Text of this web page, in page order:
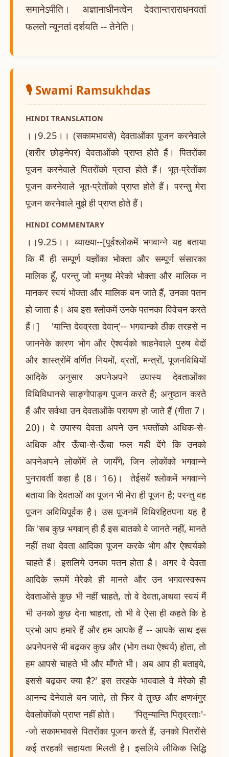
समानेऽपीति। अज्ञानाधीनत्वेन देवतान्तराराधनवतां
फलतो न्यूनतां दर्शयति -- तेनेति।
🎙️ Swami Ramsukhdas
HINDI TRANSLATION
।।9.25।। (सकामभावसे) देवताओंका पूजन करनेवाले
(शरीर छोड़नेपर) देवताओंको प्राप्त होते हैं। पितरोंका
पूजन करनेवाले पितरोंको प्राप्त होते हैं। भूत-प्रेतोंका
पूजन करनेवाले भूत-प्रेतोंको प्राप्त होते हैं। परन्तु मेरा
पूजन करनेवाले मुझे ही प्राप्त होते हैं।
HINDI COMMENTARY
।।9.25।। व्याख्या--[पूर्वश्लोकमें भगवान्ने यह बताया
कि मैं ही सम्पूर्ण यज्ञोंका भोक्ता और सम्पूर्ण संसारका
मालिक हूँ, परन्तु जो मनुष्य मेरेको भोक्ता और मालिक न
मानकर स्वयं भोक्ता और मालिक बन जाते हैं, उनका पतन
हो जाता है। अब इस श्लोकमें उनके पतनका विवेचन करते
हैं।] 'यान्ति देवव्रता देवान्'-- भगवान्को ठीक तरहसे न
जाननेके कारण भोग और ऐश्वर्यको चाहनेवाले पुरुष वेदों
और शास्त्रोंमें वर्णित नियमों, व्रतों, मन्त्रों, पूजनविधियों
आदिके अनुसार अपनेअपने उपास्य देवताओंका
विधिविधानसे साङ्गोपाङ्ग पूजन करते हैं; अनुष्ठान करते
हैं और सर्वथा उन देवताओंके परायण हो जाते हैं (गीता 7।
20)। वे उपास्य देवता अपने उन भक्तोंको अधिक-से-
अधिक और ऊँचा-से-ऊँचा फल यही देंगे कि उनको
अपनेअपने लोकोंमें ले जायँगे, जिन लोकोंको भगवान्ने
पुनरावर्ती कहा है (8। 16)। तेईसवें श्लोकमें भगवान्ने
बताया कि देवताओं का पूजन भी मेरा ही पूजन है; परन्तु वह
पूजन अविधिपूर्वक है। उस पूजनमें विधिरहितपना यह है
कि 'सब कुछ भगवान् ही हैं इस बातको वे जानते नहीं, मानते
नहीं तथा देवता आदिका पूजन करके भोग और ऐश्वर्यको
चाहते हैं। इसलिये उनका पतन होता है। अगर वे देवता
आदिके रूपमें मेरेको ही मानते और उन भगवत्स्वरूप
देवताओंसे कुछ भी नहीं चाहते, तो वे देवता,अथवा स्वयं मैं
भी उनको कुछ देना चाहता, तो भी वे ऐसा ही कहते कि हे
प्रभो आप हमारे हैं और हम आपके हैं -- आपके साथ इस
अपनेपनसे भी बढ़कर कुछ और (भोग तथा ऐश्वर्य) होता, तो
हम आपसे चाहते भी और माँगते भी। अब आप ही बताइये,
इससे बढ़कर क्या है?' इस तरहके भाववाले वे मेरेको ही
आनन्द देनेवाले बन जाते, तो फिर वे तुच्छ और क्षणभंगुर
देवलोकोंको प्राप्त नहीं होते। 'पितृ़न्यान्ति पितृव्रताः'-
-जो सकामभावसे पितरोंका पूजन करते हैं, उनको पितरोंसे
कई तरहकी सहायता मिलती है। इसलिये लौकिक सिद्धि